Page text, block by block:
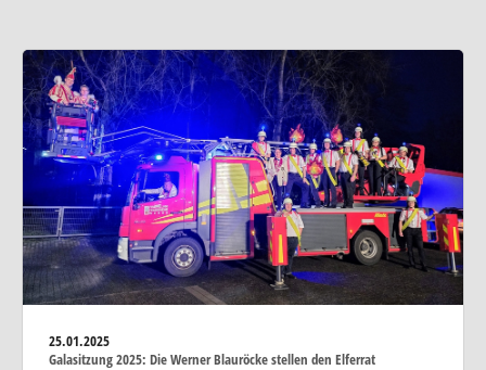
25.01.2025
Galasitzung 2025: Die Werner Blauröcke stellen den Elferrat